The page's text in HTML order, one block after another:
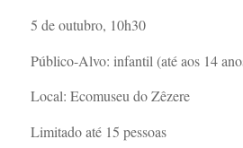
5 de outubro, 10h30
Público-Alvo: infantil (até aos 14
Local: Ecomuseu do Zêzere
Limitado até 15 pessoas